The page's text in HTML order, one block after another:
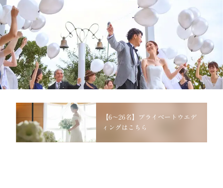
【6～26名】プライベートウエデ
ィングはこちら